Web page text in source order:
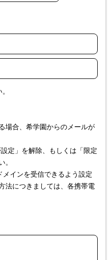
場合、希学園からのメールが
定」を解除、もしくは「限定
インを受信できるよう設定
法につきましては、各携帯電